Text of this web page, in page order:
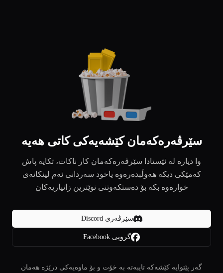
سێرڤەرەکەمان کێشەیەکی کاتی هەیە
وا دیارە لە ئێستادا سێرڤەرەکەمان کار ناکات، تکایە پاش
کەمێکی دیکە هەوڵبدەرەوە یاخود سەردانی ئەم لینکانەی
خوارەوە بکە بۆ دەستکەوتنی نوێترین زانیاریەکان
سێرڤەری Discord
گروپی Facebook
گەر پێتوایە کێشەکە تایبەتە بە خۆت و بۆ ماوەیەکی درێژە هەمان